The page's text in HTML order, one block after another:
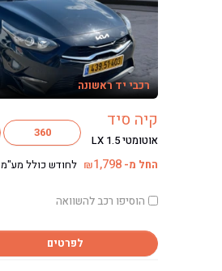
רכבי יד ראשונה
קיה סיד
אוטומטי LX 1.5 360
החל מ- ₪1,798 לחודש כולל מע"מ
הוסיפו רכב להשוואה
לפרטים